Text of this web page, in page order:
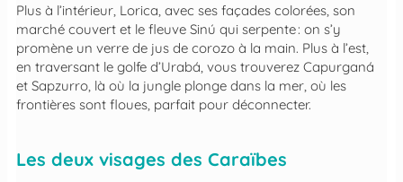
Plus à l’intérieur, Lorica, avec ses façades colorées, son
marché couvert et le fleuve Sinú qui serpente : on s’y
promène un verre de jus de corozo à la main. Plus à l’est,
en traversant le golfe d’Urabá, vous trouverez Capurganá
et Sapzurro, là où la jungle plonge dans la mer, où les
frontières sont floues, parfait pour déconnecter.
Les deux visages des Caraïbes